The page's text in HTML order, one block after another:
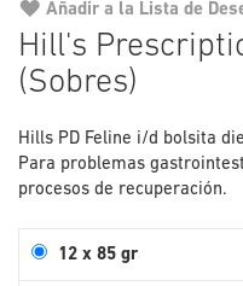
Hill's
(Sobres)
Hills PD Feline i/d bolsita
Para problemas
procesos de recuperación.
12 x 85 gr
Añadir a la Lista de